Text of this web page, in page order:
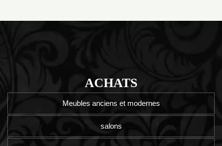
ACHATS
Meubles anciens et modernes
salons